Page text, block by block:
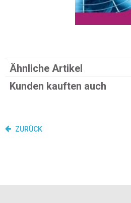
Ähnliche Artikel
Kunden kauften auch
ZURÜCK